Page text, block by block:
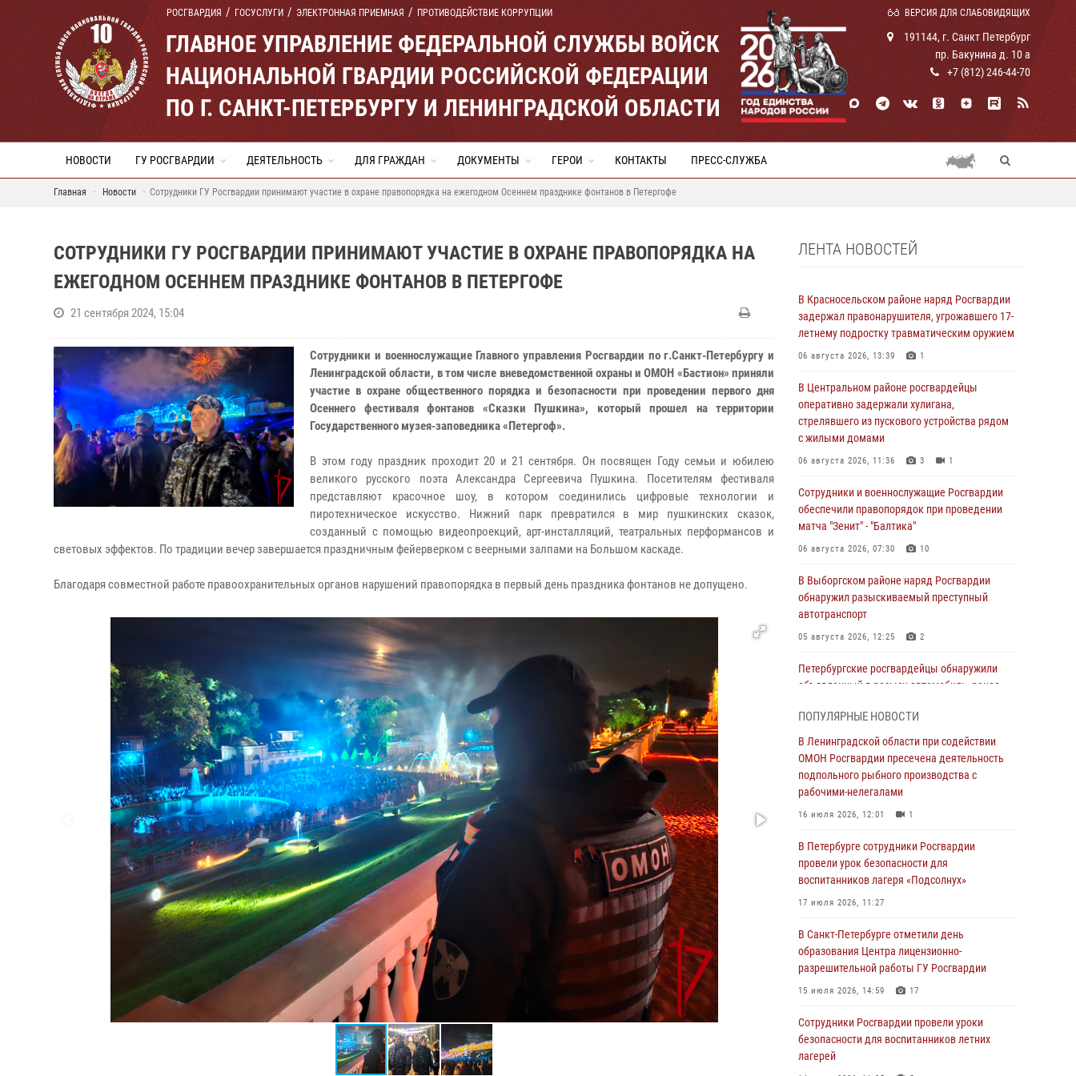
РОСГВАРДИЯ ГОСУСЛУГИ ЭЛЕКТРОННАЯ ПРИЕМНАЯ ПРОТИВОДЕЙСТВИЕ КОРРУПЦИИ ВЕРСИЯ ДЛЯ СЛАБОВИДЯЩИХ
ГЛАВНОЕ УПРАВЛЕНИЕ ФЕДЕРАЛЬНОЙ СЛУЖБЫ ВОЙСК
НАЦИОНАЛЬНОЙ ГВАРДИИ РОССИЙСКОЙ ФЕДЕРАЦИИ
ПО Г. САНКТ-ПЕТЕРБУРГУ И ЛЕНИНГРАДСКОЙ ОБЛАСТИ
191144, г. Санкт Петербург
пр. Бакунина д. 10 а
+7 (812) 246-44-70
НОВОСТИ ГУ РОСГВАРДИИ ДЕЯТЕЛЬНОСТЬ ДЛЯ ГРАЖДАН ДОКУМЕНТЫ ГЕРОИ КОНТАКТЫ ПРЕСС-СЛУЖБА
Главная Новости Сотрудники ГУ Росгвардии принимают участие в охране правопорядка на ежегодном Осеннем празднике фонтанов в Петергофе
СОТРУДНИКИ ГУ РОСГВАРДИИ ПРИНИМАЮТ УЧАСТИЕ В ОХРАНЕ ПРАВОПОРЯДКА НА
ЕЖЕГОДНОМ ОСЕННЕМ ПРАЗДНИКЕ ФОНТАНОВ В ПЕТЕРГОФЕ
21 сентября 2024, 15:04
Сотрудники и военнослужащие Главного управления Росгвардии по г.Санкт-Петербургу и
Ленинградской области, в том числе вневедомственной охраны и ОМОН «Бастион» приняли
участие в охране общественного порядка и безопасности при проведении первого дня
Осеннего фестиваля фонтанов «Сказки Пушкина», который прошел на территории
Государственного музея-заповедника «Петергоф».
В этом году праздник проходит 20 и 21 сентября. Он посвящен Году семьи и юбилею
великого русского поэта Александра Сергеевича Пушкина. Посетителям фестиваля
представляют красочное шоу, в котором соединились цифровые технологии и
пиротехническое искусство. Нижний парк превратился в мир пушкинских сказок,
созданный с помощью видеопроекций, арт-инсталляций, театральных перформансов и
световых эффектов. По традиции вечер завершается праздничным фейерверком с веерными залпами на Большом каскаде.
Благодаря совместной работе правоохранительных органов нарушений правопорядка в первый день праздника фонтанов не допущено.
ЛЕНТА НОВОСТЕЙ
В Красносельском районе наряд Росгвардии
задержал правонарушителя, угрожавшего 17-
летнему подростку травматическим оружием
06 августа 2026, 13:39 1
В Центральном районе росгвардейцы
оперативно задержали хулигана,
стрелявшего из пускового устройства рядом
с жилыми домами
06 августа 2026, 11:36 3 1
Сотрудники и военнослужащие Росгвардии
обеспечили правопорядок при проведении
матча "Зенит" - "Балтика"
06 августа 2026, 07:30 10
В Выборгском районе наряд Росгвардии
обнаружил разыскиваемый преступный
автотранспорт
05 августа 2026, 12:25 2
Петербургские росгвардейцы обнаружили
объявленный в розыск автомобиль, ранее
Ленобласти
04 августа 2026, 14:05
В Зеленогорске сотрудники Росгвардии, став
очевидцами серьезного ДТП, вызвали на
пострадавшим
03 августа 2026, 14:15 3 1
03 августа 2026, 13:26 5
В Ленинградской области сотрудники
Росгвардии обнаружили пропавшего
вернуться домой
03 августа 2026, 11:51
В Санкт-Петербурге при содействии СОБР
ПОПУЛЯРНЫЕ НОВОСТИ
В Ленинградской области при содействии
ОМОН Росгвардии пресечена деятельность
подпольного рыбного производства с
рабочими-нелегалами
16 июля 2026, 12:01 1
В Петербурге сотрудники Росгвардии
провели урок безопасности для
воспитанников лагеря «Подсолнух»
17 июля 2026, 11:27
В Санкт-Петербурге отметили день
образования Центра лицензионно-
разрешительной работы ГУ Росгвардии
15 июля 2026, 14:59 17
Сотрудники Росгвардии провели уроки
безопасности для воспитанников летних
лагерей